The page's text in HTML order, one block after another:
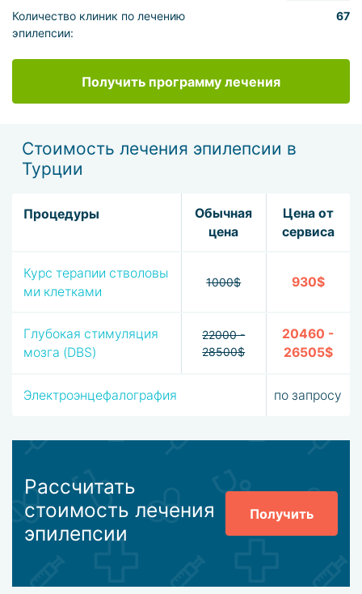
Количество клиник по лечению
эпилепсии:
67
Получить программу лечения
Стоимость лечения эпилепсии в
Турции
Процедуры
Обычная
цена
Цена от
сервиса
Курс терапии стволовы
ми клетками
1000$ 930$
Глубокая стимуляция
мозга (DBS)
22000 -
28500$
20460 -
26505$
Электроэнцефалография по запросу
Рассчитать
стоимость лечения
эпилепсии
Получить